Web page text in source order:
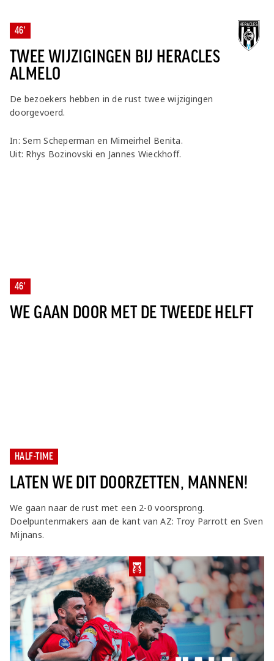
46'
TWEE WIJZIGINGEN BIJ HERACLES
ALMELO
De bezoekers hebben in de rust twee wijzigingen
doorgevoerd.
In: Sem Scheperman en Mimeirhel Benita.
Uit: Rhys Bozinovski en Jannes Wieckhoff.
46'
WE GAAN DOOR MET DE TWEEDE HELFT
HALF-TIME
LATEN WE DIT DOORZETTEN, MANNEN!
We gaan naar de rust met een 2-0 voorsprong.
Doelpuntenmakers aan de kant van AZ: Troy Parrott en Sven
Mijnans.